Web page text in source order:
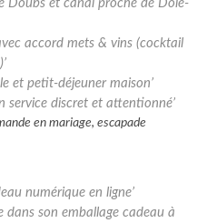
Doubs et canal proche de Dole-
accord mets & vins (cocktail
et petit-déjeuner maison
service discret et attentionné
en mariage, escapade
numérique en ligne
dans son emballage cadeau à